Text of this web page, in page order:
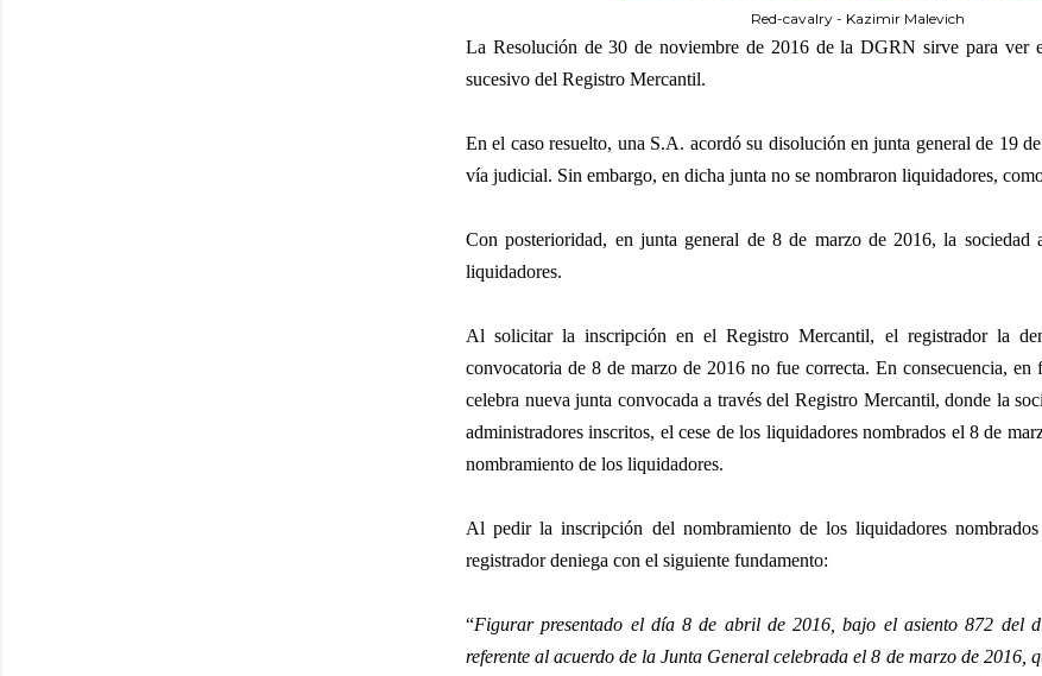
Red-cavalry - Kazimir Malevich
La Resolución de 30 de noviembre de 2016 de la DGRN sirve para ver
sucesivo del Registro Mercantil.
En el caso resuelto, una S.A. acordó su disolución en junta general de 19
vía judicial. Sin embargo, en dicha junta no se nombraron liquidadores,
Con posterioridad, en junta general de 8 de marzo de 2016, la sociedad
liquidadores.
Al solicitar la inscripción en el Registro Mercantil, el registrador la
convocatoria de 8 de marzo de 2016 no fue correcta. En consecuencia,
celebra nueva junta convocada a través del Registro Mercantil, donde la
administradores inscritos, el cese de los liquidadores nombrados el 8 de
nombramiento de los liquidadores.
Al pedir la inscripción del nombramiento de los liquidadores
registrador deniega con el siguiente fundamento:
“Figurar presentado el día 8 de abril de 2016, bajo el asiento 872 del
referente al acuerdo de la Junta General celebrada el 8 de marzo de 2016,